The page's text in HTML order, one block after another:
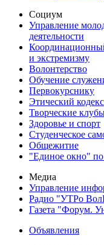
Социум
Управление
деятельности
и экстремизму
Волонтерство
Обучение
Первокурснику
Этический кодекс
Творческие
Здоровье и спорт
Студенческое
Общежитие
"Единое окно"
Медиа
Управление
Радио "УТРо
Газета "Форум.
Объявления